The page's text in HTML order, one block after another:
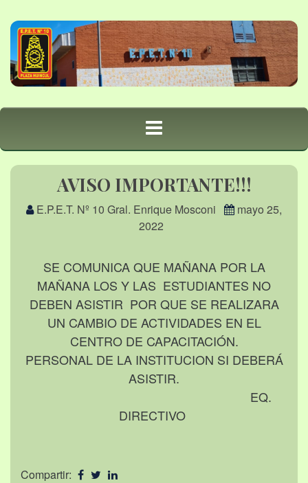
AVISO IMPORTANTE!!!
E.P.E.T. Nº 10 Gral. Enrique Mosconi
mayo 25,
2022
SE COMUNICA QUE MAÑANA POR LA
MAÑANA LOS Y LAS ESTUDIANTES NO
DEBEN ASISTIR POR QUE SE REALIZARA
UN CAMBIO DE ACTIVIDADES EN EL
CENTRO DE CAPACITACIÓN.
PERSONAL DE LA INSTITUCION SI DEBERÁ
ASISTIR.
EQ.
DIRECTIVO
Compartir: